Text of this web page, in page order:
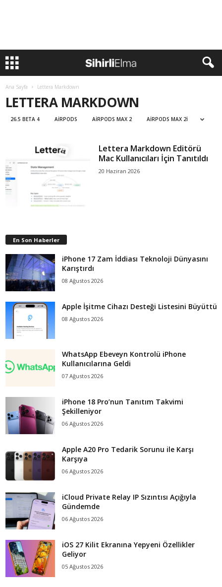
Ana Sayfa Lettera Markdown
LETTERA MARKDOWN
26.5 BETA 4 AIRPODS AIRPODS MAX 2 AIRPODS MAX 2I
Lettera Markdown Editörü
Mac Kullanıcıları İçin Tanıtıldı
20 Haziran 2026
En Son Haberler
iPhone 17 Zam İddiası Teknoloji Dünyasını
Karıştırdı
08 Ağustos 2026
Apple İşitme Cihazı Desteği Listesini Büyüttü
08 Ağustos 2026
WhatsApp Ebeveyn Kontrolü iPhone
Kullanıcılarına Geldi
07 Ağustos 2026
iPhone 18 Pro’nun Tanıtım Takvimi
Şekilleniyor
06 Ağustos 2026
Apple A20 Pro Tedarik Sorunu ile Karşı
Karşıya
06 Ağustos 2026
iCloud Private Relay IP Sızıntısı Açığıyla
Gündemde
06 Ağustos 2026
iOS 27 Kilit Ekranına Yepyeni Özellikler
Geliyor
05 Ağustos 2026